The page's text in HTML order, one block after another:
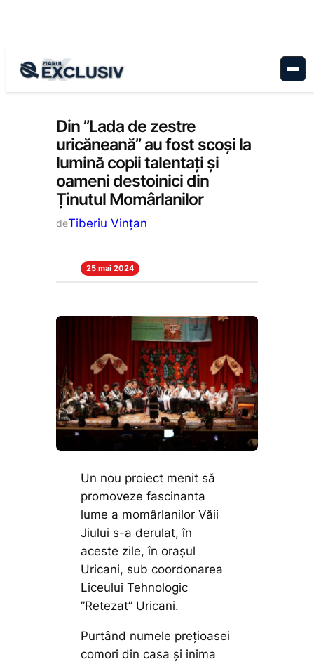
Cultură, Educație
Din ”Lada de zestre
uricăneană” au fost scoși la
lumină copii talentați și
oameni destoinici din
Ținutul Momârlanilor
deTiberiu Vințan
25 mai 2024
Un nou proiect menit să
promoveze fascinanta
lume a momârlanilor Văii
Jiului s-a derulat, în
aceste zile, în orașul
Uricani, sub coordonarea
Liceului Tehnologic
”Retezat” Uricani.
Purtând numele prețioasei
comori din casa și inima